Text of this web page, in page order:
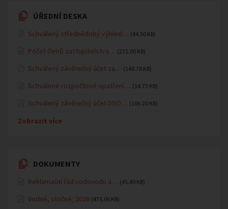
ÚŘEDNÍ DESKA
Schválený střednědobý výhled… (44.50 KB)
Počet členů zastupitelstva… (231.00 KB)
Schválený závěrečný účet za… (148.78 KB)
Schválené rozpočtové opatření… (14.73 KB)
Schválený závěrečný účet DSO… (106.20 KB)
Zobrazit více
DOKUMENTY
Reklamační řád vodovodu a… (45.40 KB)
Vodné, stočné_2026 (475.06 KB)